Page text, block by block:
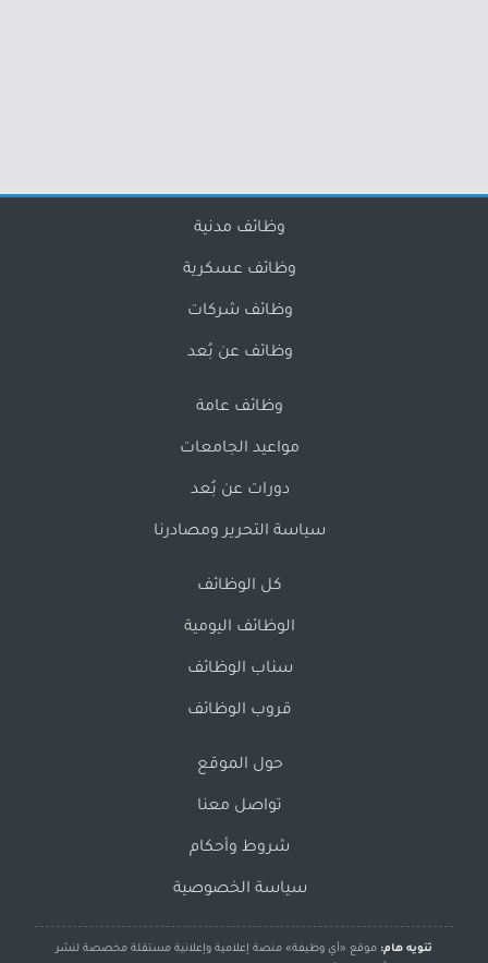
وظائف مدنية
وظائف عسكرية
وظائف شركات
وظائف عن بُعد
وظائف عامة
مواعيد الجامعات
دورات عن بُعد
سياسة التحرير ومصادرنا
كل الوظائف
الوظائف اليومية
سناب الوظائف
قروب الوظائف
حول الموقع
تواصل معنا
شروط وأحكام
سياسة الخصوصية
تنويه هام: موقع «أي وظيفة» منصة إعلامية وإعلانية مستقلة مخصصة لنشر